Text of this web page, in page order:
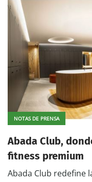
NOTAS DE PRENSA
Abada Club,
fitness premium
Abada Club redefine